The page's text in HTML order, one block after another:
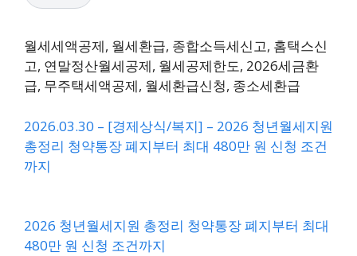
월세세액공제, 월세환급, 종합소득세신고, 홈택스신
고, 연말정산월세공제, 월세공제한도, 2026세금환
급, 무주택세액공제, 월세환급신청, 종소세환급
2026.03.30 – [경제상식/복지] – 2026 청년월세지원
총정리 청약통장 폐지부터 최대 480만 원 신청 조건
까지
2026 청년월세지원 총정리 청약통장 폐지부터 최대
480만 원 신청 조건까지